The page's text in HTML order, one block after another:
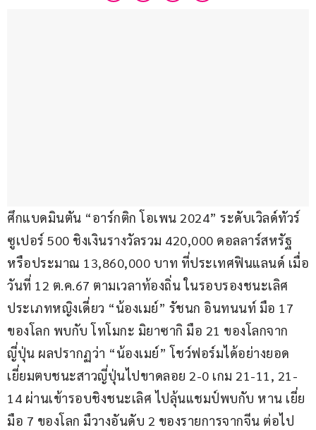
ศึกแบดมินตัน “อาร์กติก โอเพน 2024” ระดับเวิลด์ทัวร์
ซูเปอร์ 500 ชิงเงินรางวัลรวม 420,000 ดอลลาร์สหรัฐ
หรือประมาณ 13,860,000 บาท ที่ประเทศฟินแลนด์ เมื่อ
วันที่ 12 ต.ค.67 ตามเวลาท้องถิ่น ในรอบรองชนะเลิศ
ประเภทหญิงเดี่ยว “น้องเมย์” รัชนก อินทนนท์ มือ 17
ของโลก พบกับ โทโมกะ มิยาซากิ มือ 21 ของโลกจาก
ญี่ปุ่น ผลปรากฏว่า “น้องเมย์” โชว์ฟอร์มได้อย่างยอด
เยี่ยมตบชนะสาวญี่ปุ่นไปขาดลอย 2-0 เกม 21-11, 21-
14 ผ่านเข้ารอบชิงชนะเลิศ ไปลุ้นแชมป์พบกับ หาน เยี่ย
มือ 7 ของโลก มืวางอันดับ 2 ของรายการจากจีน ต่อไป